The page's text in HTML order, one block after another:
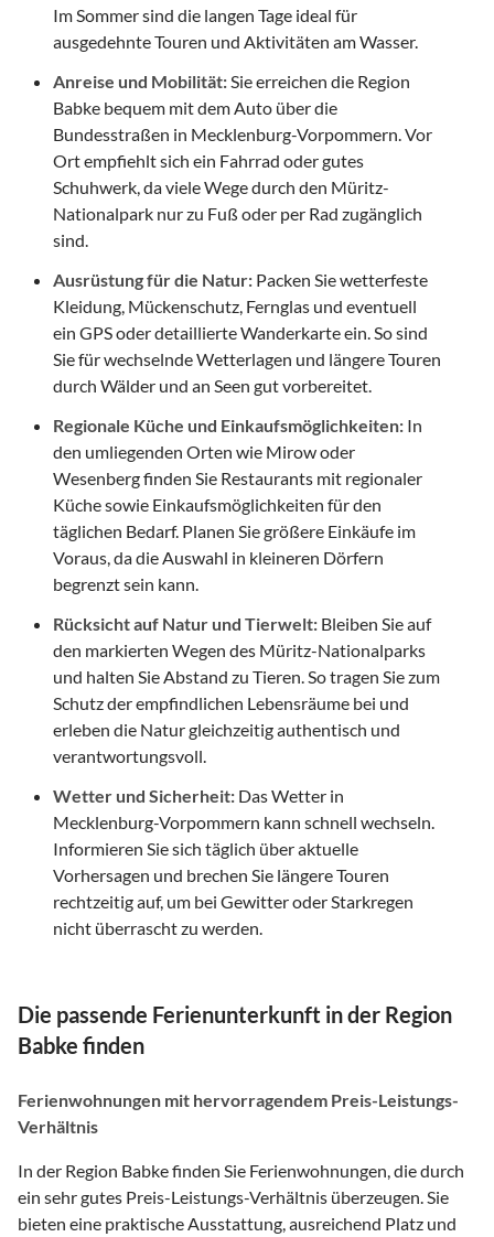
Im Sommer sind die langen Tage ideal für
ausgedehnte Touren und Aktivitäten am Wasser.
Anreise und Mobilität:Sie erreichen die Region
Babke bequem mit dem Auto über die
Bundesstraßen in Mecklenburg-Vorpommern. Vor
Ort empfiehlt sich ein Fahrrad oder gutes
Schuhwerk, da viele Wege durch den Müritz-
Nationalpark nur zu Fuß oder per Rad zugänglich
sind.
Ausrüstung für die Natur: Packen Sie wetterfeste
Kleidung, Mückenschutz, Fernglas und eventuell
ein GPS oder detaillierte Wanderkarte ein. So sind
Sie für wechselnde Wetterlagen und längere Touren
durch Wälder und an Seen gut vorbereitet.
Regionale Küche und Einkaufsmöglichkeiten: In
den umliegenden Orten wie Mirow oder
Wesenberg finden Sie Restaurants mit regionaler
Küche sowie Einkaufsmöglichkeiten für den
täglichen Bedarf. Planen Sie größere Einkäufe im
Voraus, da die Auswahl in kleineren Dörfern
begrenzt sein kann.
Rücksicht auf Natur und Tierwelt: Bleiben Sie auf
den markierten Wegen des Müritz-Nationalparks
und halten Sie Abstand zu Tieren. So tragen Sie zum
Schutz der empfindlichen Lebensräume bei und
erleben die Natur gleichzeitig authentisch und
verantwortungsvoll.
Wetter und Sicherheit: Das Wetter in
Mecklenburg-Vorpommern kann schnell wechseln.
Informieren Sie sich täglich über aktuelle
Vorhersagen und brechen Sie längere Touren
rechtzeitig auf, um bei Gewitter oder Starkregen
nicht überrascht zu werden.
Die passende Ferienunterkunft in der Region
Babke finden
Ferienwohnungen mit hervorragendem Preis-Leistungs-
Verhältnis
In der Region Babke finden Sie Ferienwohnungen, die durch
ein sehr gutes Preis-Leistungs-Verhältnis überzeugen. Sie
bieten eine praktische Ausstattung, ausreichend Platz und